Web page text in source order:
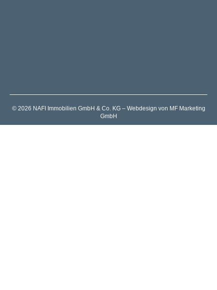
© 2026 NAFI Immobilien GmbH & Co. KG – Webdesign von MF Marketing
GmbH